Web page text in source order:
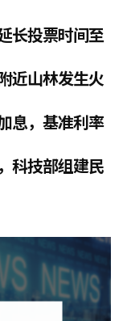
长投票时间至
近山林发生火
息，基准利率
科技部组建民